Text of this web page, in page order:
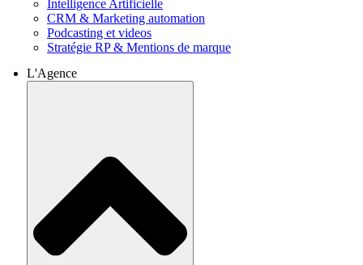
Intelligence Artificielle
CRM & Marketing automation
Podcasting et videos
Stratégie RP & Mentions de marque
L'Agence